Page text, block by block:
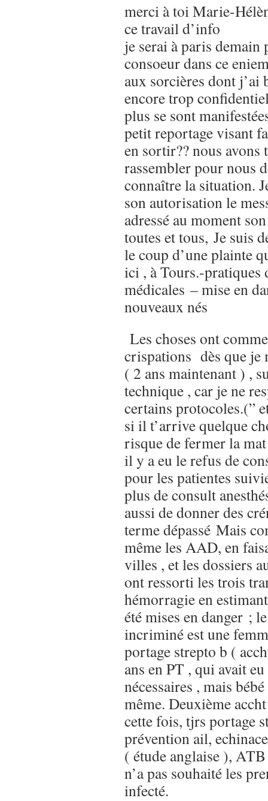
merci à toi Marie-
ce travail d’info
je serai à paris
consoeur dans ce
aux sorcières dont j’ai
encore trop
plus se sont
petit reportage visant
en sortir?? nous avons
rassembler pour nous
connaître la situation.
son autorisation le
adressé au moment
toutes et tous, Je suis
le coup d’une plainte
ici , à Tours.-pratiques
médicales – mise en
nouveaux nés
Les choses ont
crispations dès que je
( 2 ans maintenant ) ,
technique , car je ne
certains protocoles.(”
si il t’arrive quelque
risque de fermer la
il y a eu le refus de
pour les patientes
plus de consult
aussi de donner des
terme dépassé Mais
même les AAD, en
villes , et les dossiers
ont ressorti les trois
hémorragie en
été mises en danger ;
incriminé est une
portage strepto b (
ans en PT , qui avait
nécessaires , mais
même. Deuxième
cette fois, tjrs portage
prévention ail,
( étude anglaise ),
n’a pas souhaité les
infecté.